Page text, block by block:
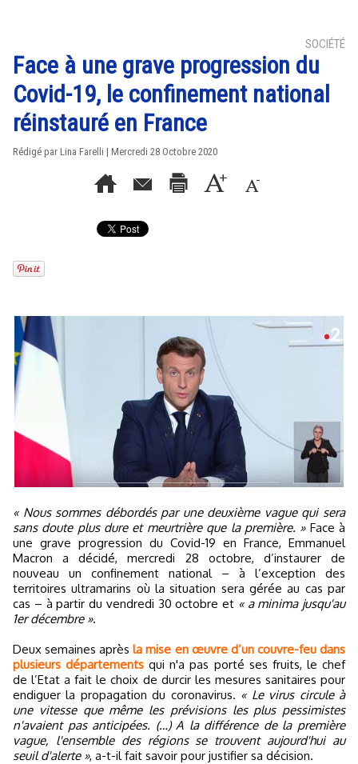
SOCIÉTÉ
Face à une grave progression du
Covid-19, le confinement national
réinstauré en France
Rédigé par Lina Farelli | Mercredi 28 Octobre 2020
« Nous sommes débordés par une deuxième vague qui sera
sans doute plus dure et meurtrière que la première. »Face à
une grave progression du Covid-19 en France, Emmanuel
Macron a décidé, mercredi 28 octobre, d’instaurer de
nouveau un confinement national – à l’exception des
territoires ultramarins où la situation sera gérée au cas par
cas – à partir du vendredi 30 octobre et « a minima jusqu'au
1er décembre ».
Deux semaines aprèsla mise en œuvre d’un couvre-feu dans
plusieurs départements qui n'a pas porté ses fruits, le chef
de l’Etat a fait le choix de durcir les mesures sanitaires pour
endiguer la propagation du coronavirus. « Le virus circule à
une vitesse que même les prévisions les plus pessimistes
n'avaient pas anticipées. (…) A la différence de la première
vague, l'ensemble des régions se trouvent aujourd'hui au
seuil d'alerte », a-t-il fait savoir pour justifier sa décision.